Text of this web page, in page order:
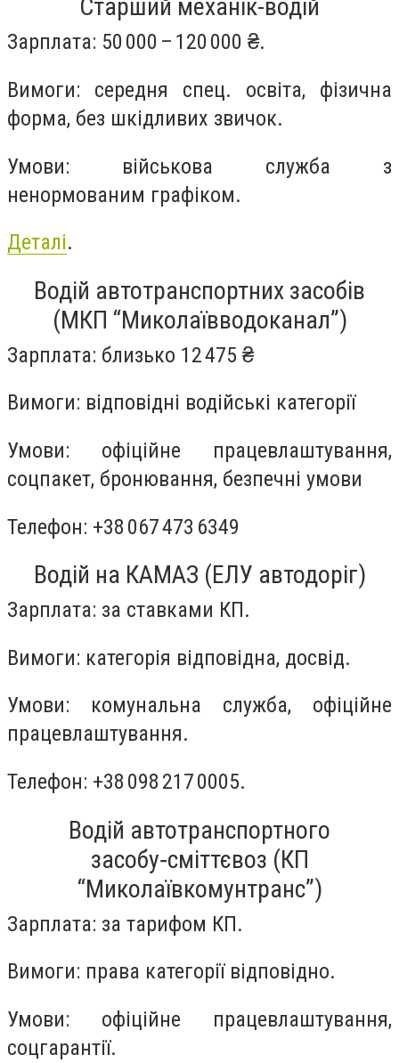
Старший механік-водій
Зарплата: 50 000 – 120 000 ₴.
Вимоги: середня спец. освіта, фізична
форма, без шкідливих звичок.
Умови: військова служба з
ненормованим графіком.
Деталі.
Водій автотранспортних засобів
(МКП “Миколаївводоканал”)
Зарплата: близько 12 475 ₴
Вимоги: відповідні водійські категорії
Умови: офіційне працевлаштування,
соцпакет, бронювання, безпечні умови
Телефон: +38 067 473 6349
Водій на КАМАЗ (ЕЛУ автодоріг)
Зарплата: за ставками КП.
Вимоги: категорія відповідна, досвід.
Умови: комунальна служба, офіційне
працевлаштування.
Телефон: +38 098 217 0005.
Водій автотранспортного
засобу‑сміттєвоз (КП
“Миколаївкомунтранс”)
Зарплата: за тарифом КП.
Вимоги: права категорії відповідно.
Умови: офіційне працевлаштування,
соцгарантії.